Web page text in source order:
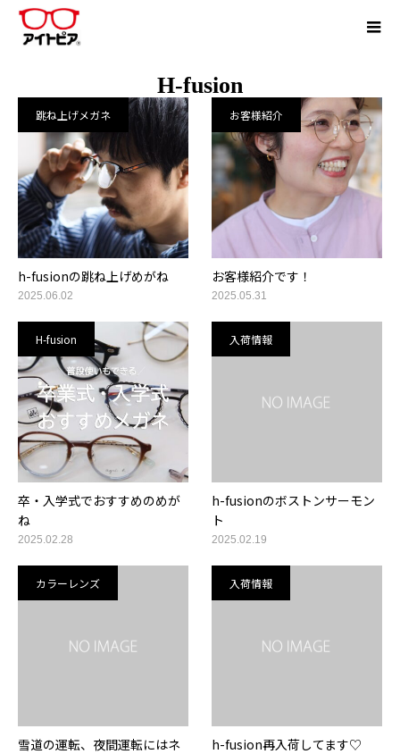
H-fusion
跳ね上げメガネ
h-fusionの跳ね上げめがね
2025.06.02
お客様紹介
お客様紹介です！
2025.05.31
H-fusion
卒・入学式でおすすめのめが
ね
2025.02.28
入荷情報
h-fusionのボストンサーモン
ト
2025.02.19
カラーレンズ
雪道の運転、夜間運転にはネ
入荷情報
h-fusion再入荷してます♡